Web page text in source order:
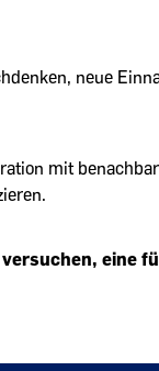
neue
mit
eine